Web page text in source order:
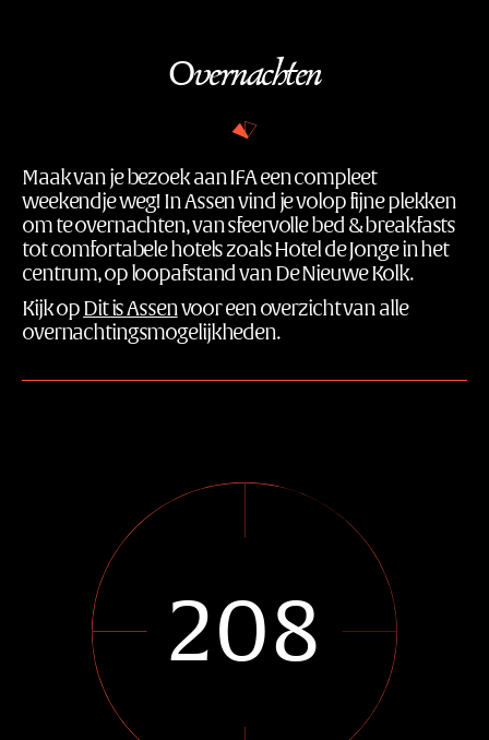
Overnachten
Maak van je bezoek aan IFA een compleet
weekendje weg! In Assen vind je volop fijne plekken
om te overnachten, van sfeervolle bed & breakfasts
tot comfortabele hotels zoals Hotel de Jonge in het
centrum, op loopafstand van De Nieuwe Kolk.
Kijk op Dit is Assenvoor een overzicht van alle
overnachtingsmogelijkheden.
208